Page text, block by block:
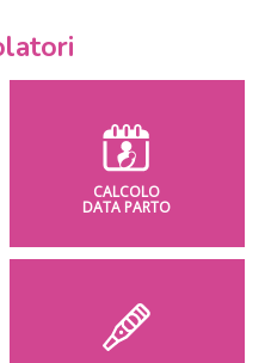
CALCOLO
DATA PARTO